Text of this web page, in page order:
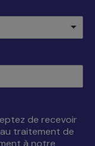
de recevoir
traitement de
à notre